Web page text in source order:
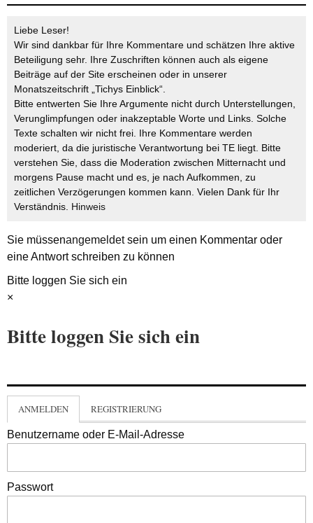
Liebe Leser!
Wir sind dankbar für Ihre Kommentare und schätzen Ihre aktive
Beteiligung sehr. Ihre Zuschriften können auch als eigene
Beiträge auf der Site erscheinen oder in unserer
Monatszeitschrift „Tichys Einblick“.
Bitte entwerten Sie Ihre Argumente nicht durch Unterstellungen,
Verunglimpfungen oder inakzeptable Worte und Links. Solche
Texte schalten wir nicht frei. Ihre Kommentare werden
moderiert, da die juristische Verantwortung bei TE liegt. Bitte
verstehen Sie, dass die Moderation zwischen Mitternacht und
morgens Pause macht und es, je nach Aufkommen, zu
zeitlichen Verzögerungen kommen kann. Vielen Dank für Ihr
Verständnis. Hinweis
Sie müssenangemeldetsein um einen Kommentar oder
eine Antwort schreiben zu können
Bitte loggen Sie sich ein
×
Bitte loggen Sie sich ein
ANMELDEN REGISTRIERUNG
Benutzername oder E-Mail-Adresse
Passwort